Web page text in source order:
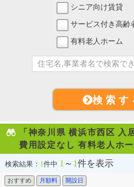
シニア向け賃貸
サービス付き高齢
有料老人ホーム
検 索 す
「神奈川県 横浜市西区 入
費用設定なし 有料老人ホ
検索結果： 1件中 1 ～ 1件を表示
おすすめ 月額料 開設日